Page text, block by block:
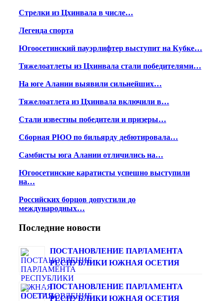
Стрелки из Цхинвала в числе…
Легенда спорта
Югоосетинский пауэрлифтер выступит на Кубке…
Тяжелоатлеты из Цхинвала стали победителями…
На юге Алании выявили сильнейших…
Тяжелоатлета из Цхинвала включили в…
Стали известны победители и призеры…
Сборная РЮО по бильярду дебютировала…
Самбисты юга Алании отличились на…
Югоосетинские каратисты успешно выступили
на…
Российских борцов допустили до
международных…
Последние новости
ПОСТАНОВЛЕНИЕ ПАРЛАМЕНТА
РЕСПУБЛИКИ ЮЖНАЯ ОСЕТИЯ
ПОСТАНОВЛЕНИЕ ПАРЛАМЕНТА
РЕСПУБЛИКИ ЮЖНАЯ ОСЕТИЯ